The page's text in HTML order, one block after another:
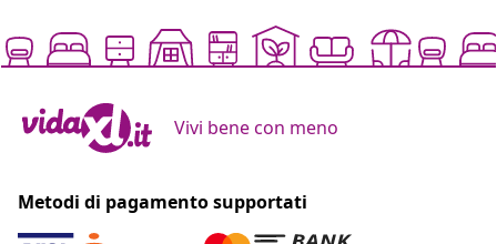
Vivi bene con meno
Metodi di pagamento supportati